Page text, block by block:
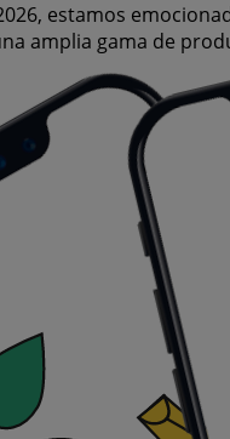
estamos
amplia gama de
el máximo
sin afectar tu
compra sea una
por qué somos la
busques, tenemos
de adquirir Espejo
del mercado.